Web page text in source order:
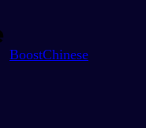
BoostChinese